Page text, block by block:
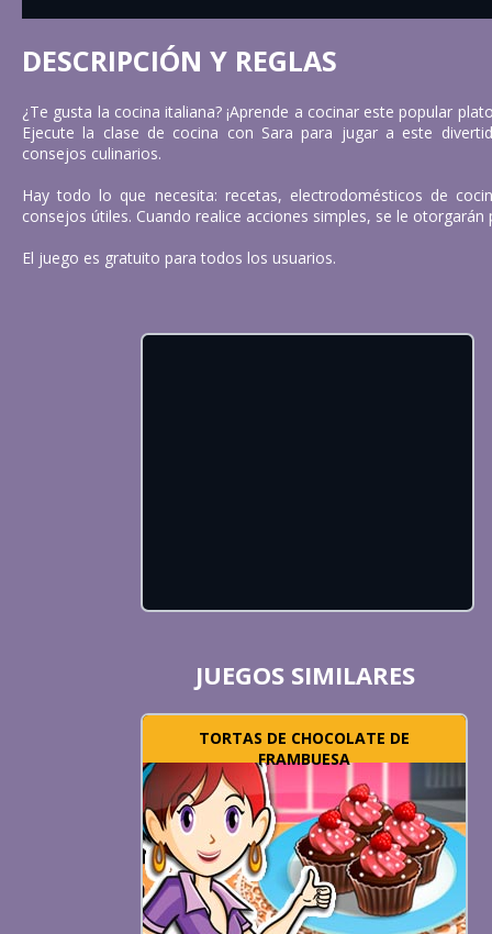
DESCRIPCIÓN Y REGLAS
¿Te gusta la cocina italiana? ¡Aprende a cocinar este popular
Ejecute la clase de cocina con Sara para jugar a este
consejos culinarios.
Hay todo lo que necesita: recetas, electrodomésticos de
consejos útiles. Cuando realice acciones simples, se le otorgarán
El juego es gratuito para todos los usuarios.
JUEGOS SIMILARES
TORTAS DE CHOCOLATE DE
FRAMBUESA